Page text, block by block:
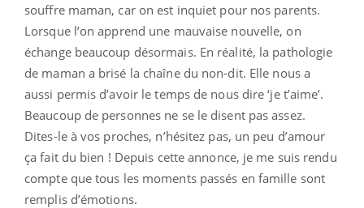
souffre maman, car on est inquiet pour nos parents.
Lorsque l’on apprend une mauvaise nouvelle, on
échange beaucoup désormais. En réalité, la pathologie
de maman a brisé la chaîne du non-dit. Elle nous a
aussi permis d’avoir le temps de nous dire ‘je t’aime’.
Beaucoup de personnes ne se le disent pas assez.
Dites-le à vos proches, n’hésitez pas, un peu d’amour
ça fait du bien ! Depuis cette annonce, je me suis rendu
compte que tous les moments passés en famille sont
remplis d’émotions.